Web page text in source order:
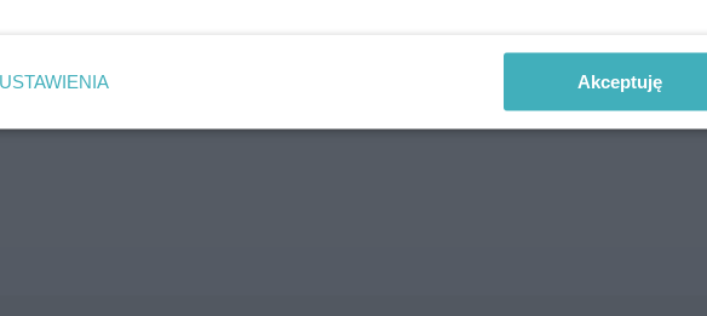
ogłoszenie nie istnieje lub nie jest jeszcze aktywne!
USTAWIENIA Akceptuję